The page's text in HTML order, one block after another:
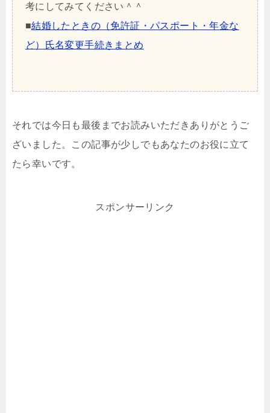
考にしてみてください＾＾
■結婚したときの（免許証・パスポート・年金な
ど）氏名変更手続きまとめ
それでは今日も最後までお読みいただきありがとうご
ざいました。この記事が少しでもあなたのお役に立て
たら幸いです。
スポンサーリンク